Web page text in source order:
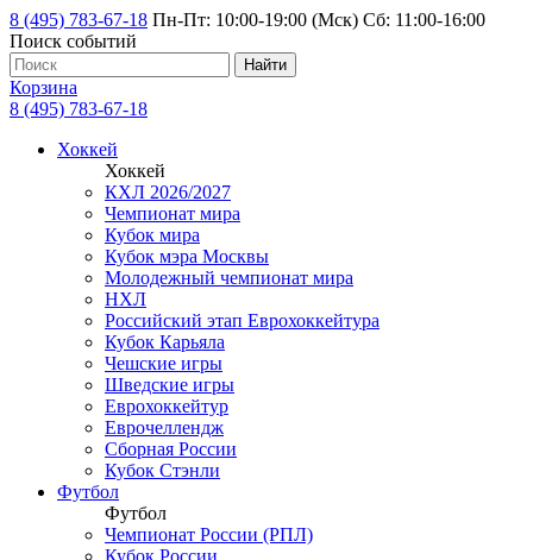
8 (495) 783-67-18 Пн-Пт: 10:00-19:00 (Мск) Сб: 11:00-16:00
Поиск событий
Найти
Корзина
8 (495) 783-67-18
Хоккей
Хоккей
КХЛ 2026/2027
Чемпионат мира
Кубок мира
Кубок мэра Москвы
Молодежный чемпионат мира
НХЛ
Российский этап Еврохоккейтура
Кубок Карьяла
Чешские игры
Шведские игры
Еврохоккейтур
Еврочеллендж
Сборная России
Кубок Стэнли
Футбол
Футбол
Чемпионат России (РПЛ)
Кубок России